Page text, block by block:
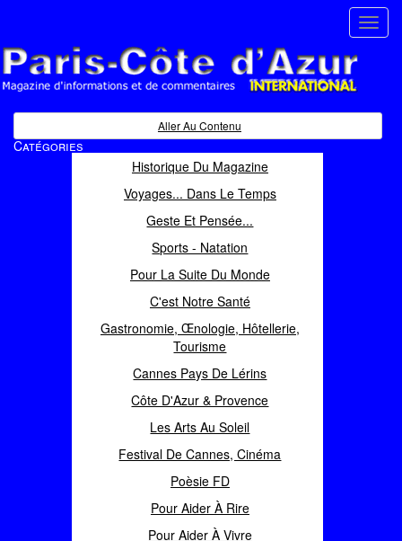
Magazine d'informations et de commentaires
Aller Au Contenu
Catégories
Historique Du Magazine
Voyages... Dans Le Temps
Geste Et Pensée...
Sports - Natation
Pour La Suite Du Monde
C'est Notre Santé
Gastronomie, Œnologie, Hôtellerie,
Tourisme
Cannes Pays De Lérins
Côte D'Azur & Provence
Les Arts Au Soleil
Festival De Cannes, Cinéma
Poèsie FD
Pour Aider À Rire
Pour Aider À Vivre